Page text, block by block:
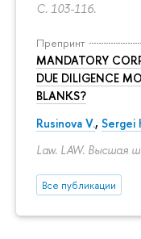
С. 103-116.
Препринт
MANDATORY
DUE DILIGENCE
BLANKS?
Rusinova V., Sergei
Law. LAW. Высшая
Все публикации